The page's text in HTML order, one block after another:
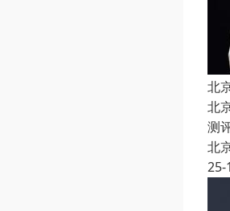
北
北
测
北
25-